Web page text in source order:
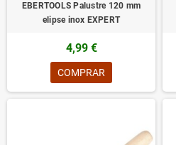
EBERTOOLS Palustre 120 mm
elipse inox EXPERT
4,99 €
COMPRAR